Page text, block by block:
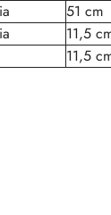
51 cm
11,5
11,5